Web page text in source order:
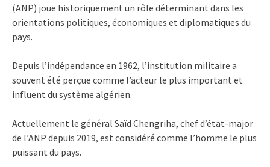
(ANP) joue historiquement un rôle déterminant dans les
orientations politiques, économiques et diplomatiques du
pays.
Depuis l’indépendance en 1962, l’institution militaire a
souvent été perçue comme l’acteur le plus important et
influent du système algérien.
Actuellement le général Saïd Chengriha, chef d’état-major
de l’ANP depuis 2019, est considéré comme l’homme le plus
puissant du pays.